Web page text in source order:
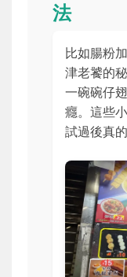
法
比如腸粉
津老饕的
一碗碗仔
癮。這些
試過後真